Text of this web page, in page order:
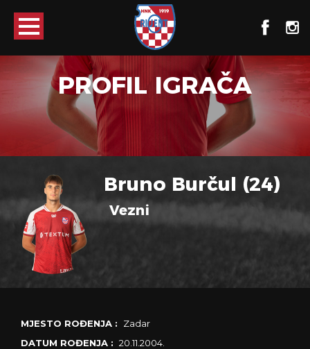
PROFIL IGRAČA
Bruno Burčul (24)
Vezni
MJESTO ROĐENJA :
Zadar
DATUM ROĐENJA : 20.11.2004.